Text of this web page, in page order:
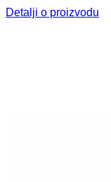
Detalji o proizvodu